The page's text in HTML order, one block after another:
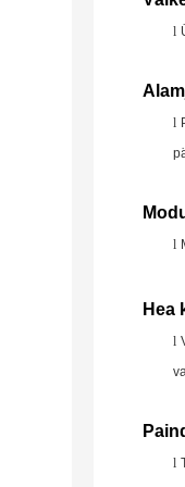
l
l
l
Hea
l
l